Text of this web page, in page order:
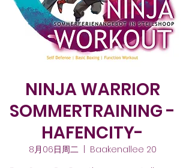
NINJA WARRIOR
SOMMERTRAINING -
HAFENCITY-
8月06日周二
  |
Baakenallee 20